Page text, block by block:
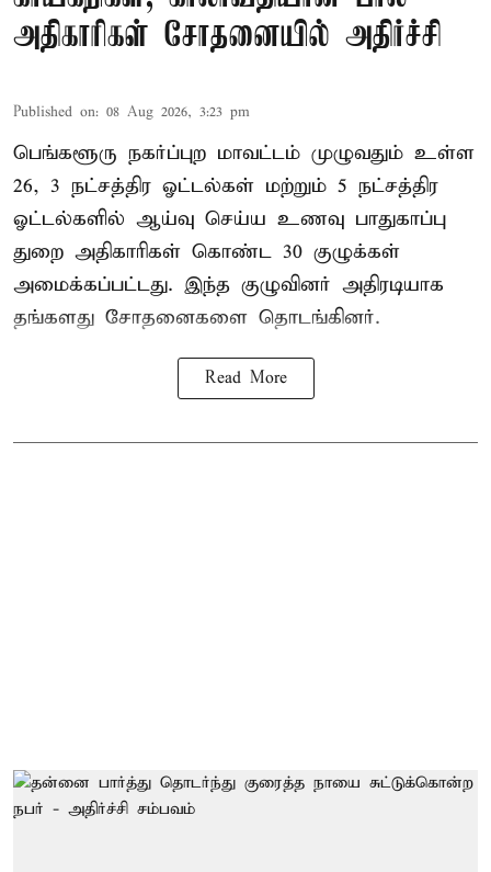
அதிகாரிகள் சோதனையில் அதிர்ச்சி
Published on: 08 Aug 2026, 3:23 pm
பெங்களூரு நகர்ப்புற மாவட்டம் முழுவதும் உள்ள
26, 3 நட்சத்திர ஓட்டல்கள் மற்றும் 5 நட்சத்திர
ஓட்டல்களில் ஆய்வு செய்ய உணவு பாதுகாப்பு
துறை அதிகாரிகள் கொண்ட 30 குழுக்கள்
அமைக்கப்பட்டது. இந்த குழுவினர் அதிரடியாக
தங்களது சோதனைகளை தொடங்கினர்.
Read More